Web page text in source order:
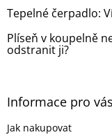
Tepelné čerpadlo:
Plíseň v koupelně
odstranit ji?
Informace pro vás
Jak nakupovat